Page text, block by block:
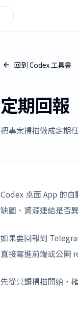
回到 Codex 工具書
定期回報
把專案掃描做成定期
Codex 桌面 App 的
缺圖、資源連結是否
如果要回報到
直接寫進前端或公開
先從只讀掃描開始，